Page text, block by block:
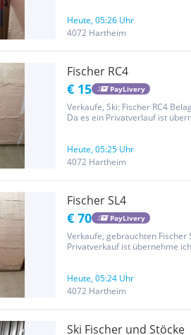
Heute, 05:26 Uhr
4072 Hartheim
Fischer RC4
€ 15 PayLivery
Verkaufe, Ski: Fischer RC4
Da es ein Privatverlauf ist
Heute, 05:25 Uhr
4072 Hartheim
Fischer SL4
€ 70 PayLivery
Verkaufe, gebrauchten Fischer
Privatverkauf ist übernehme
Heute, 05:24 Uhr
4072 Hartheim
Ski Fischer und Stöcke